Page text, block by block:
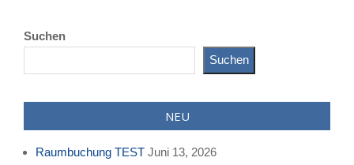
11
Suchen
Suchen
NEU
Raumbuchung TEST Juni 13, 2026